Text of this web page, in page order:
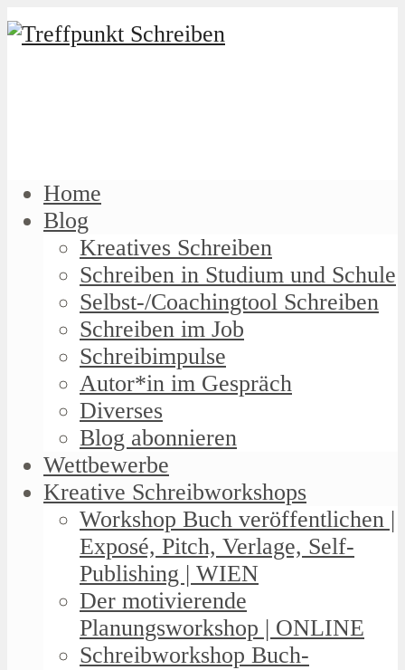
Home
Blog
Kreatives Schreiben
Schreiben in Studium und Schule
Selbst-/Coachingtool Schreiben
Schreiben im Job
Schreibimpulse
Autor*in im Gespräch
Diverses
Blog abonnieren
Wettbewerbe
Kreative Schreibworkshops
Workshop Buch veröffentlichen |
Exposé, Pitch, Verlage, Self-
Publishing | WIEN
Der motivierende
Planungsworkshop | ONLINE
Schreibworkshop Buch-